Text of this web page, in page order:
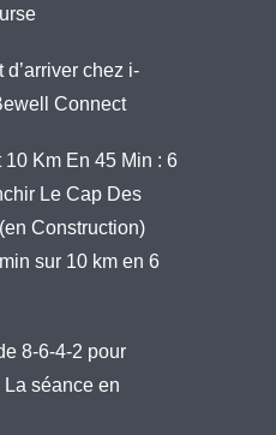
d’arriver chez i-
Connect
Km En 45 Min : 6
Le Cap Des
Construction)
sur 10 km en 6
8-6-4-2 pour
La séance en